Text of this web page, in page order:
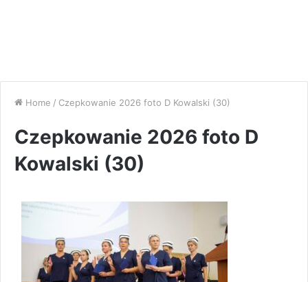
Home / Czepkowanie 2026 foto D Kowalski (30)
Czepkowanie 2026 foto D
Kowalski (30)